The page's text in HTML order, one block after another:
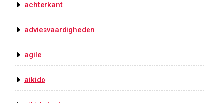
achterkant
adviesvaardigheden
agile
aikido